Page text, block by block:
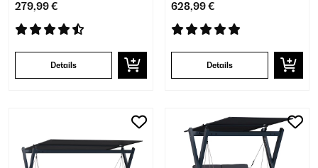
279,99 €
Details
628,99 €
Details